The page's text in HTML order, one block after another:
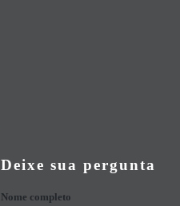
Deixe sua pergunta
Nome completo